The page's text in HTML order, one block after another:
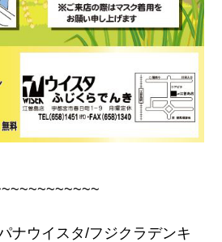
ナウイスタ/フジクラデンキ